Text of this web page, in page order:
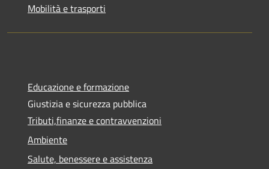
Mobilità e trasporti
Educazione e formazione
Giustizia e sicurezza pubblica
Tributi,finanze e contravvenzioni
Ambiente
Salute, benessere e assistenza